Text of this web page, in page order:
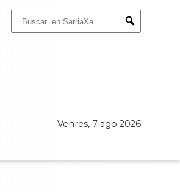
Submit
Venres, 7 ago 2026